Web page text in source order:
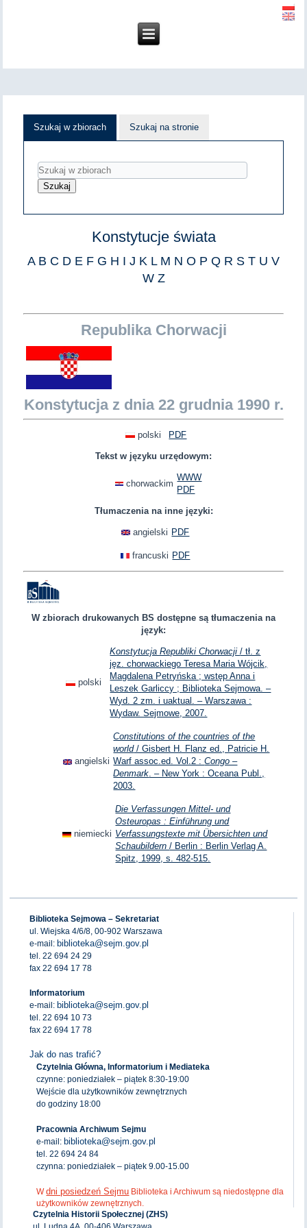
Szukaj w zbiorach Szukaj na stronie
Konstytucje świata
A B C D E F G H I J K L M N O P Q R S T U V
W Z
Republika Chorwacji
Konstytucja z dnia 22 grudnia 1990 r.
polski PDF
Tekst w języku urzędowym:
chorwackim
WWW
PDF
Tłumaczenia na inne języki:
angielski PDF
francuski PDF
W zbiorach drukowanych BS dostępne są tłumaczenia na
język:
polski
Konstytucja Republiki Chorwacji/ tł. z
jęz. chorwackiego Teresa Maria Wójcik,
Magdalena Petryńska ; wstęp Anna i
Leszek Garliccy ; Biblioteka Sejmowa. –
Wyd. 2 zm. i uaktual. – Warszawa :
Wydaw. Sejmowe, 2007.
angielski
Constitutions of the countries of the
world/ Gisbert H. Flanz ed., Patricie H.
Warf assoc.ed. Vol.2 :Congo –
Denmark. – New York : Oceana Publ.,
2003.
niemiecki
Die Verfassungen Mittel- und
Osteuropas : Einführung und
Verfassungstexte mit Übersichten und
Schaubildern/ Berlin : Berlin Verlag A.
Spitz, 1999, s. 482-515.
Biblioteka Sejmowa – Sekretariat
ul. Wiejska 4/6/8, 00-902 Warszawa
e-mail: biblioteka@sejm.gov.pl
tel. 22 694 24 29
fax 22 694 17 78
Informatorium
e-mail: biblioteka@sejm.gov.pl
tel. 22 694 10 73
fax 22 694 17 78
Jak do nas trafić?
Czytelnia Główna, Informatorium i Mediateka
czynne: poniedziałek – piątek 8:30-19:00
Wejście dla użytkowników zewnętrznych
do godziny 18:00
Pracownia Archiwum Sejmu
e-mail: biblioteka@sejm.gov.pl
tel. 22 694 24 84
czynna: poniedziałek – piątek 9.00-15.00
Wdni posiedzeń Sejmu Biblioteka i Archiwum są niedostępne dla
użytkowników zewnętrznych.
Czytelnia Historii Społecznej (ZHS)